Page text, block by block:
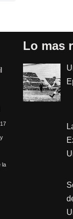
la
Lo mas